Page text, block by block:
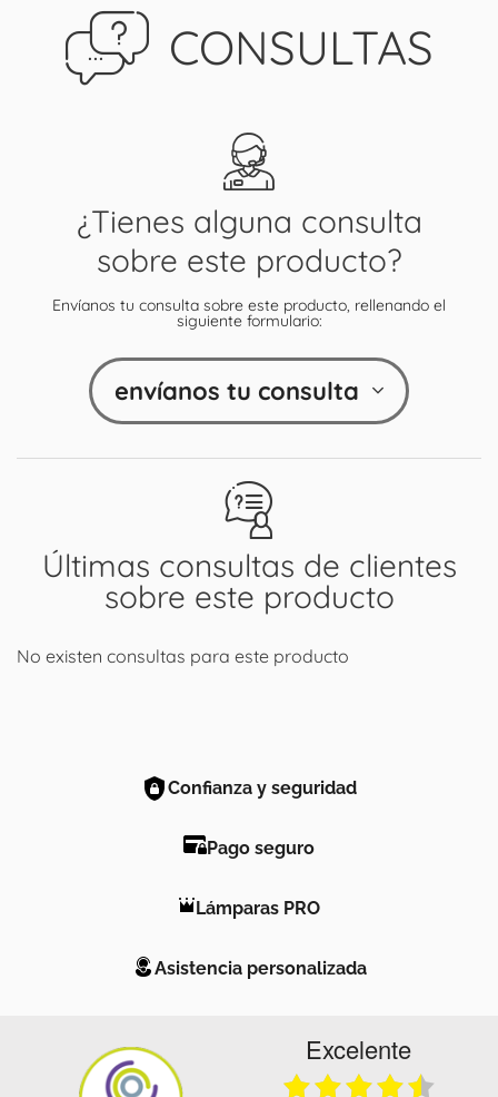
CONSULTAS
Últimas consultas de clientes
sobre este producto
No existen consultas para este producto
¿Tienes alguna consulta
sobre este producto?
Envíanos tu consulta sobre este producto, rellenando el
siguiente formulario:
envíanos tu consulta
Confianza y seguridad
Pago seguro
Lámparas PRO
Asistencia personalizada
Excelente